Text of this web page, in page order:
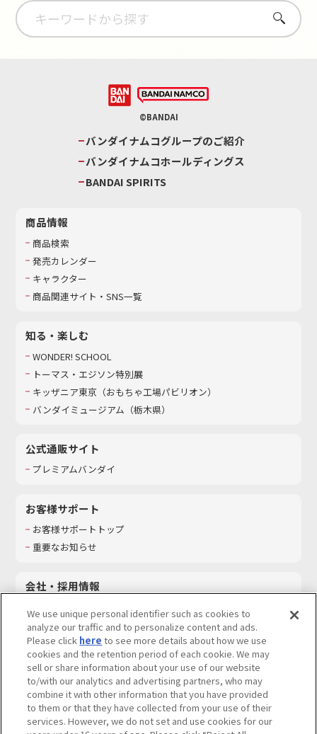
さがす
©BANDAI
バンダイナムコグループのご紹介
バンダイナムコホールディングス
BANDAI SPIRITS
商品情報
商品検索
発売カレンダー
キャラクター
商品関連サイト・SNS一覧
知る・楽しむ
WONDER! SCHOOL
トーマス・エジソン特別展
キッザニア東京（おもちゃ工場パビリオン）​
バンダイミュージアム（栃木県）
公式通販サイト
プレミアムバンダイ
お客様サポート
お客様サポートトップ
重要なお知らせ
会社・採用情報
採用情報
サステナビリティ
お問い合わせ
ウェブサイトご利用条件 ソーシャルメディアポリシー
We use unique personal identifier such as cookies to
analyze our traffic and to personalize content and ads.
Please click here to see more details about how we use
cookies and the retention period of each cookie. We may
sell or share information about your use of our website
to/with our analytics and advertising partners, who may
combine it with other information that you have provided
to them or that they have collected from your use of their
services. However, we do not set and use cookies for our